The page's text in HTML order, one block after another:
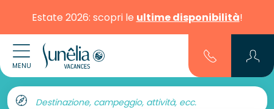
Estate 2026: scopri le ultime disponibilità!
MENU
Destinazione, campeggio, attività, ecc.